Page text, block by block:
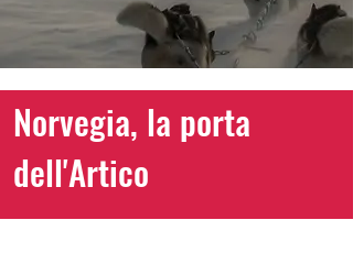
Norvegia, la porta
dell'Artico